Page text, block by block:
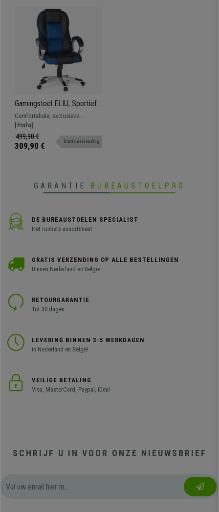
Gamingstoel ELIU, Sportief
Ontwerp, Dikke Vulling, met
Zwart Leder en Blauw Mesh
Comfortabele, exclusieve
gamingstoel bekleed met leder en
ademend mesh met zichtbare
stiksels.
[+Info]
499,90 €
309,90 € Gratis verzending
GARANTIE BUREAUSTOELPRO
DE BUREAUSTOELEN SPECIALIST
Het ruimste assortiment
GRATIS VERZENDING OP ALLE BESTELLINGEN
Binnen Nederland en België
RETOURGARANTIE
Tot 30 dagen
LEVERING BINNEN 3-5 WERKDAGEN
in Nederland en België
VEILIGE BETALING
Visa, MasterCard, Paypal, iDeal
SCHRIJF U IN VOOR ONZE NIEUWSBRIEF